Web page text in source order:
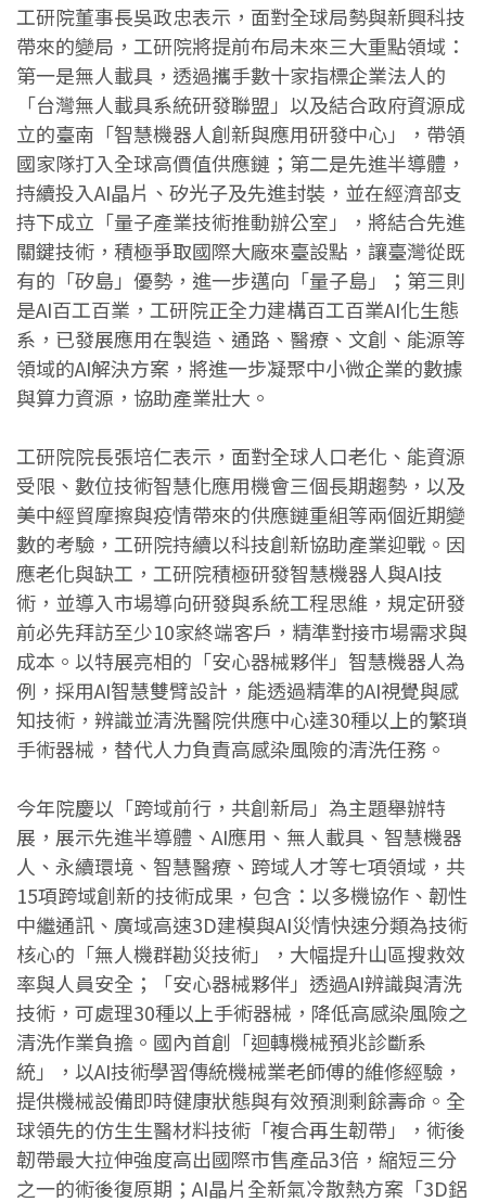
工研院董事長吳政忠表示，面對全球局勢與新興科技
帶來的變局，工研院將提前布局未來三大重點領域：
第一是無人載具，透過攜手數十家指標企業法人的
「台灣無人載具系統研發聯盟」以及結合政府資源成
立的臺南「智慧機器人創新與應用研發中心」，帶領
國家隊打入全球高價值供應鏈；第二是先進半導體，
持續投入AI晶片、矽光子及先進封裝，並在經濟部支
持下成立「量子產業技術推動辦公室」，將結合先進
關鍵技術，積極爭取國際大廠來臺設點，讓臺灣從既
有的「矽島」優勢，進一步邁向「量子島」；第三則
是AI百工百業，工研院正全力建構百工百業AI化生態
系，已發展應用在製造、通路、醫療、文創、能源等
領域的AI解決方案，將進一步凝聚中小微企業的數據
與算力資源，協助產業壯大。
工研院院長張培仁表示，面對全球人口老化、能資源
受限、數位技術智慧化應用機會三個長期趨勢，以及
美中經貿摩擦與疫情帶來的供應鏈重組等兩個近期變
數的考驗，工研院持續以科技創新協助產業迎戰。因
應老化與缺工，工研院積極研發智慧機器人與AI技
術，並導入市場導向研發與系統工程思維，規定研發
前必先拜訪至少10家終端客戶，精準對接市場需求與
成本。以特展亮相的「安心器械夥伴」智慧機器人為
例，採用AI智慧雙臂設計，能透過精準的AI視覺與感
知技術，辨識並清洗醫院供應中心達30種以上的繁瑣
手術器械，替代人力負責高感染風險的清洗任務。
今年院慶以「跨域前行，共創新局」為主題舉辦特
展，展示先進半導體、AI應用、無人載具、智慧機器
人、永續環境、智慧醫療、跨域人才等七項領域，共
15項跨域創新的技術成果，包含：以多機協作、韌性
中繼通訊、廣域高速3D建模與AI災情快速分類為技術
核心的「無人機群勘災技術」，大幅提升山區搜救效
率與人員安全；「安心器械夥伴」透過AI辨識與清洗
技術，可處理30種以上手術器械，降低高感染風險之
清洗作業負擔。國內首創「迴轉機械預兆診斷系
統」，以AI技術學習傳統機械業老師傅的維修經驗，
提供機械設備即時健康狀態與有效預測剩餘壽命。全
球領先的仿生生醫材料技術「複合再生韌帶」，術後
韌帶最大拉伸強度高出國際市售產品3倍，縮短三分
之一的術後復原期；AI晶片全新氣冷散熱方案「3D鋁